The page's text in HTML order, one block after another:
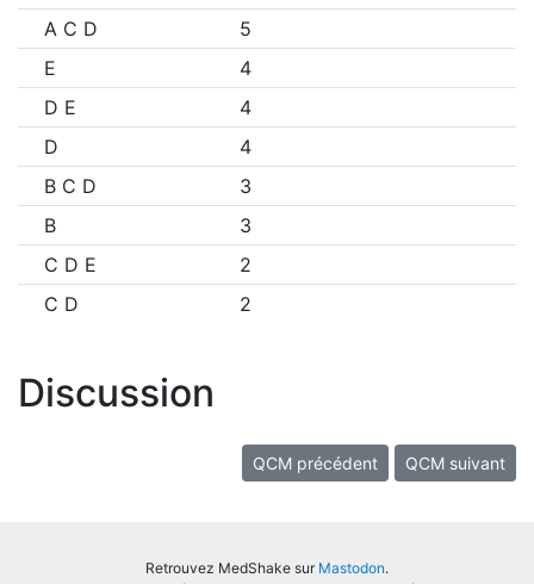
A C D
5
E
4
D E
4
D
4
B C D
3
B
3
C D E
2
C D
2
Discussion
QCM précédent QCM suivant
Retrouvez MedShake sur Mastodon.